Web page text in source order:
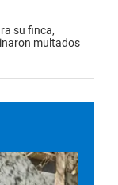
su finca,
multados